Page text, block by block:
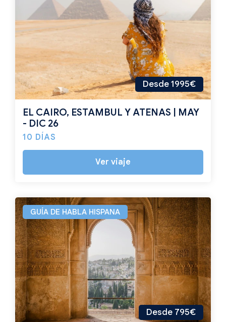
Desde 1995€
EL CAIRO, ESTAMBUL Y ATENAS | MAY
- DIC 26
10 DÍAS
Ver viaje
Desde 795€
GUÍA DE HABLA HISPANA